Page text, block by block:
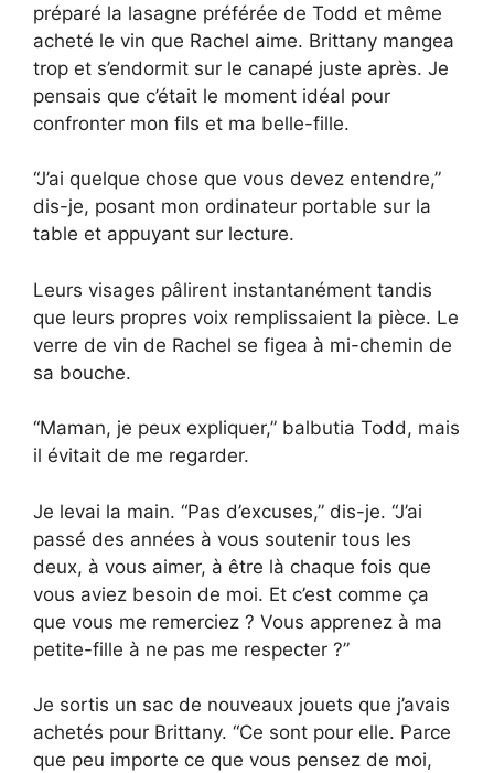
préparé la lasagne préférée de Todd et même
acheté le vin que Rachel aime. Brittany mangea
trop et s’endormit sur le canapé juste après. Je
pensais que c’était le moment idéal pour
confronter mon fils et ma belle-fille.
“J’ai quelque chose que vous devez entendre,”
dis-je, posant mon ordinateur portable sur la
table et appuyant sur lecture.
Leurs visages pâlirent instantanément tandis
que leurs propres voix remplissaient la pièce. Le
verre de vin de Rachel se figea à mi-chemin de
sa bouche.
“Maman, je peux expliquer,” balbutia Todd, mais
il évitait de me regarder.
Je levai la main. “Pas d’excuses,” dis-je. “J’ai
passé des années à vous soutenir tous les
deux, à vous aimer, à être là chaque fois que
vous aviez besoin de moi. Et c’est comme ça
que vous me remerciez ? Vous apprenez à ma
petite-fille à ne pas me respecter ?”
Je sortis un sac de nouveaux jouets que j’avais
achetés pour Brittany. “Ce sont pour elle. Parce
que peu importe ce que vous pensez de moi,